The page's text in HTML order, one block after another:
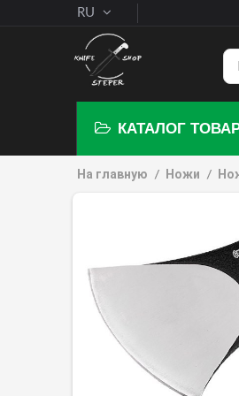
RU
КАТАЛОГ
На главную Ножи